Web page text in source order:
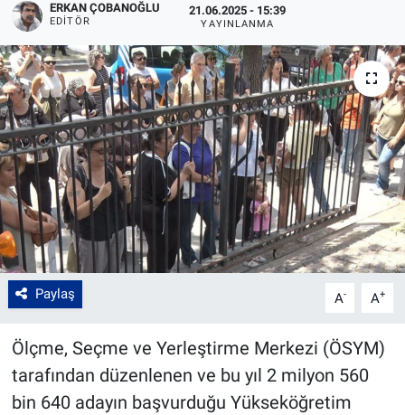
ERKAN ÇOBANOĞLU
EDITÖR
21.06.2025 - 15:39
YAYINLANMA
Paylaş A- A+
Ölçme, Seçme ve Yerleştirme Merkezi (ÖSYM)
tarafından düzenlenen ve bu yıl 2 milyon 560
bin 640 adayın başvurduğu Yükseköğretim